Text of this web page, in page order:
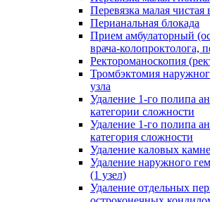
Перевязка малая чистая
Перианальная блокада
Прием амбулаторный
врача-колопроктолога,
Ректороманоскопия
Тромбэктомия
узла
Удаление 1-го полипа
категории сложности
Удаление 1-го полипа
категория сложности
Удаление каловых
Удаление наружного
(1 узел)
Удаление отдельных